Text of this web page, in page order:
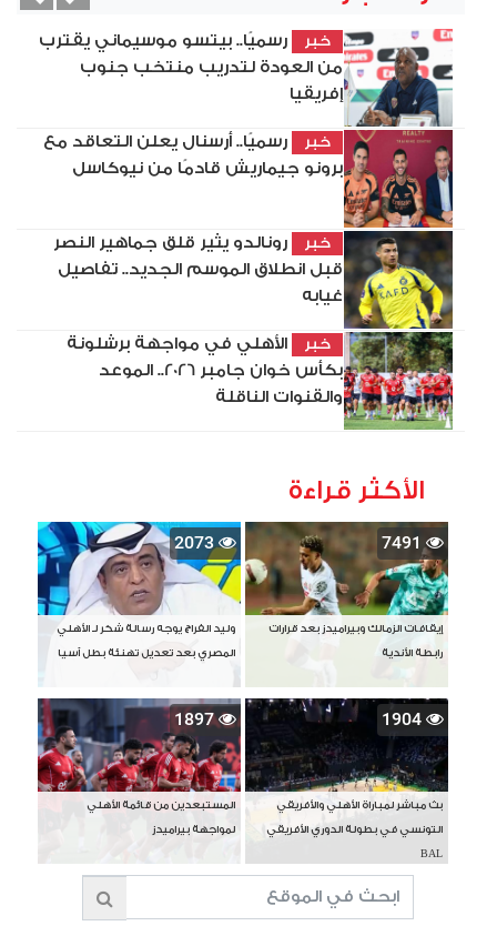
خبر
رسميًا.. بيتسو موسيماني يقترب
من العودة لتدريب منتخب جنوب
إفريقيا
خبر
رسميًا.. أرسنال يعلن التعاقد مع
برونو جيماريش قادمًا من نيوكاسل
خبر
رونالدو يثير قلق جماهير النصر
قبل انطلاق الموسم الجديد.. تفاصيل
غيابه
خبر
الأهلي في مواجهة برشلونة
بكأس خوان جامبر 2026.. الموعد
والقنوات الناقلة
Next
الأكثر قراءة
7491
إيقافات الزمالك وبيراميدز بعد قرارات
رابطة الأندية
2073
وليد الفراج يوجه رسالة شكر لـ الأهلي
المصري بعد تعديل تهنئة بطل آسيا
1904
بث مباشر لمباراة الأهلي والأفريقي
التونسي في بطولة الدوري الأفريقي
BAL
1897
المستبعدين من قائمة الأهلي
لمواجهة بيراميدز